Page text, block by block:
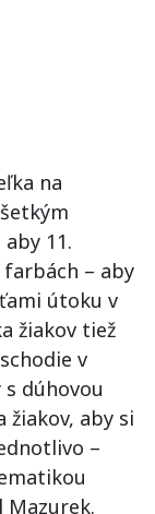
na
11.
– aby
útoku v
žiakov tiež
v
dúhovou
žiakov, aby si
–
Mazurek.